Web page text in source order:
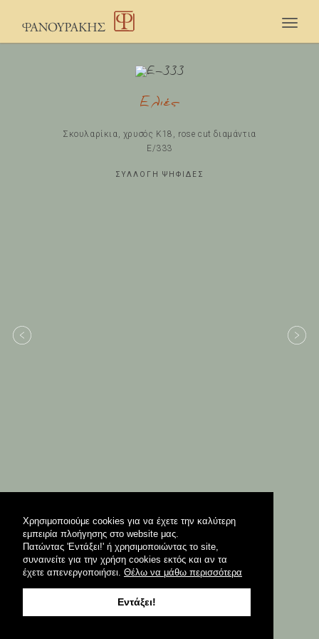
Χρησιμοποιούμε cookies για να έχετε την καλύτερη
εμπειρία πλοήγησης στο website μας.
Πατώντας 'Εντάξει!' ή χρησιμοποιώντας το site,
συναινείτε για την χρήση cookies εκτός και αν τα
έχετε απενεργοποιήσει. Θέλω να μάθω περισσότερα
Εντάξει!
Ελιές
Σκουλαρίκια, χρυσός Κ18, rose cut διαμάντια
Ε/333
ΣΥΛΛΟΓΗ ΨΗΦΙΔΕΣ